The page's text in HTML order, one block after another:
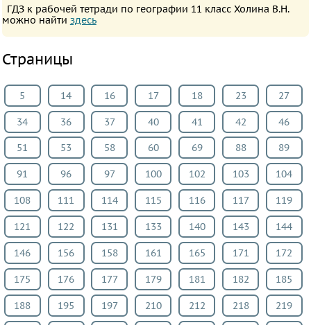
Математика
Английский
Русский
язык
Алгебра
Геометрия
Физика
Химия
Немецкий
язык
Белорусский
язык
Французский
язык
Биология
История
ГДЗ к рабочей тетради по географии 11 класс Холина В.Н.
можно найти здесь
Страницы
5 14 16 17 18 23 27
34 36 37 40 41 42 46
51 53 58 60 69 88 89
91 96 97 100 102 103 104
108 111 114 115 116 117 119
121 122 131 133 140 143 144
146 156 158 161 165 171 172
175 176 177 179 181 182 185
188 195 197 210 212 218 219